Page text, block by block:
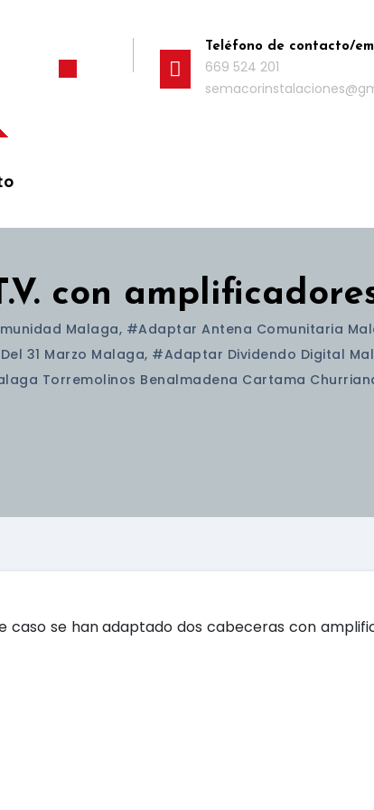
Teléfono de contacto/
669 524 201
con
Malaga, #adaptar Antena Comunitaria
31 Marzo Malaga, #adaptar Dividendo Digital
Torremolinos Benalmadena Cartama
caso se han adaptado dos cabeceras con